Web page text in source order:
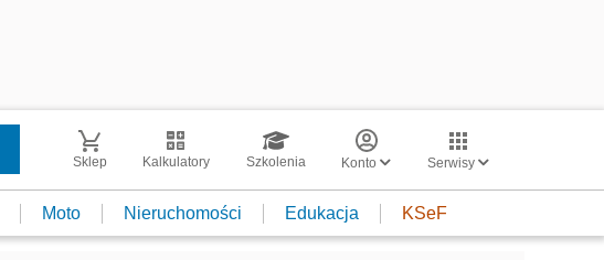
Sklep Kalkulatory Szkolenia Konto Serwisy
Moto Nieruchomości Edukacja KSeF